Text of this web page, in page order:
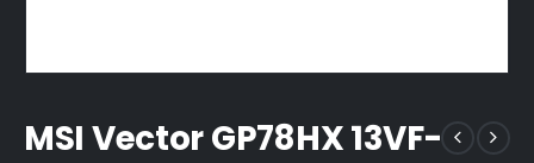
MSI Vector GP78HX 13VF-